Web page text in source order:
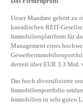
Unser Mandant gehört zu
kanadischen REIT-
Immobilienplattform für
Management eines
derzeit über EUR 3.3 Mrd.
Das hoch diversifizierte
Immobilienportfolio
Immobilien in sehr guten